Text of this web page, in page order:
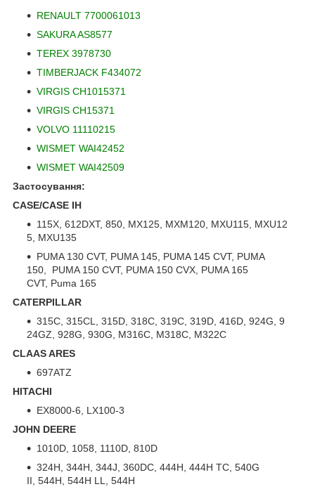
RENAULT 7700061013
SAKURA AS8577
TEREX 3978730
TIMBERJACK F434072
VIRGIS CH1015371
VIRGIS CH15371
VOLVO 11110215
WISMET WAI42452
WISMET WAI42509
Застосування:
CASE/CASE IH
115X, 612DXT, 850, MX125, MXM120, MXU115, MXU12
5, MXU135
PUMA 130 CVT, PUMA 145, PUMA 145 CVT, PUMA
150, PUMA 150 CVT, PUMA 150 CVX, PUMA 165
CVT, Puma 165
CATERPILLAR
315C, 315CL, 315D, 318C, 319C, 319D, 416D, 924G, 9
24GZ, 928G, 930G, M316C, M318C, M322C
CLAAS ARES
697ATZ
HITACHI
EX8000-6, LX100-3
JOHN DEERE
1010D, 1058, 1110D, 810D
324H, 344H, 344J, 360DC, 444H, 444H TC, 540G
II, 544H, 544H LL, 544H